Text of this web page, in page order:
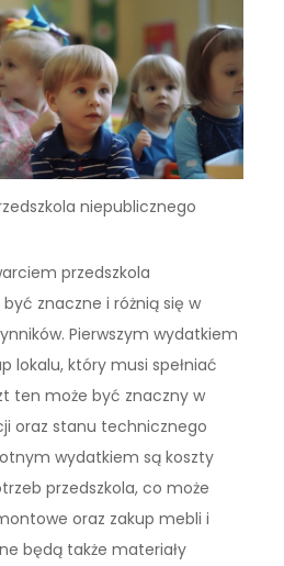
niepublicznego
przedszkola
znaczne i różnią się w
Pierwszym wydatkiem
lokalu, który musi spełniać
ten może być znaczny w
oraz stanu technicznego
wydatkiem są koszty
przedszkola, co może
oraz zakup mebli i
będą także materiały